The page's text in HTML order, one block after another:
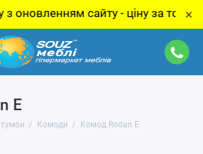
сайту - ціну за товар ×
E
Комоди Комод Rodan E